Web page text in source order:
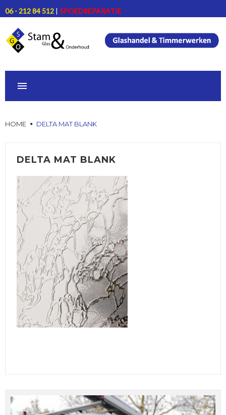
Skip
to
content
06 - 212 84 512 | SPOEDREPARATIE
PROJECTEN
CONTACT
OVER ONS
DUBBEL GLAS LEK
HOME DELTA MAT BLANK
DELTA MAT BLANK